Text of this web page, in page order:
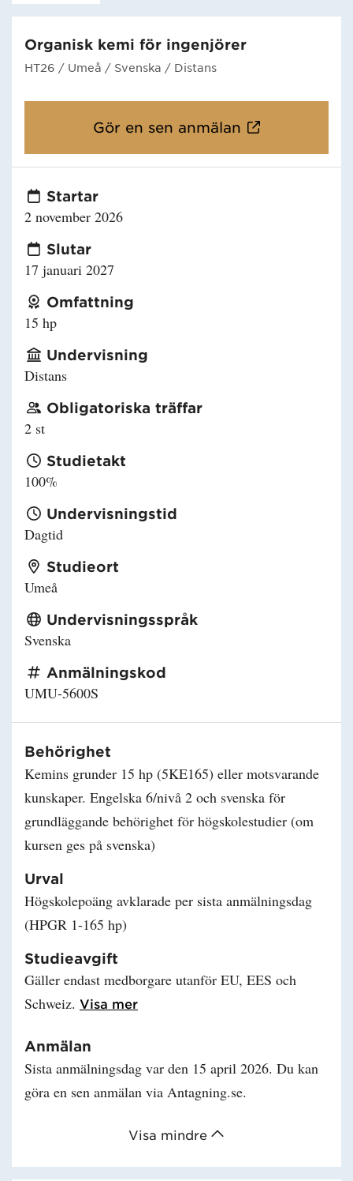
Organisk kemi för ingenjörer
HT26 / Umeå / Svenska / Distans
Gör en sen anmälan
Visa mindre
Startar
2 november 2026
Slutar
17 januari 2027
Omfattning
15 hp
Undervisning
Distans
Obligatoriska träffar
2 st
Studietakt
100%
Undervisningstid
Dagtid
Studieort
Umeå
Undervisningsspråk
Svenska
Anmälningskod
UMU-5600S
Behörighet
Kemins grunder 15 hp (5KE165) eller motsvarande
kunskaper. Engelska 6/nivå 2 och svenska för
grundläggande behörighet för högskolestudier (om
kursen ges på svenska)
Urval
Högskolepoäng avklarade per sista anmälningsdag
(HPGR 1-165 hp)
Studieavgift
Gäller endast medborgare utanför EU, EES och
Schweiz. Visa merLäs mer om Studieavgift
Anmälan
Sista anmälningsdag var den 15 april 2026. Du kan
göra en sen anmälan via Antagning.se.